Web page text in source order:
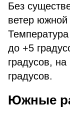
Без
ветер южной
до +5
градусов,
градусов.
Южные